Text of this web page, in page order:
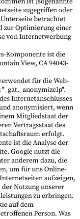
zugegriffen oder
betrachtet
zur Optimierung einer
von Internetwerbung
Komponente ist die
View, CA 94043-
für die Web-
Internetanschlusses
anonymisiert, wenn
Mitgliedstaat der
Vertragsstaat des
erfolgt.
ist die Analyse der
Google nutzt die
anderem dazu, die
um für uns Online-
aufzeigen,
Nutzung unserer
zu erbringen.
auf dem
Person. Was